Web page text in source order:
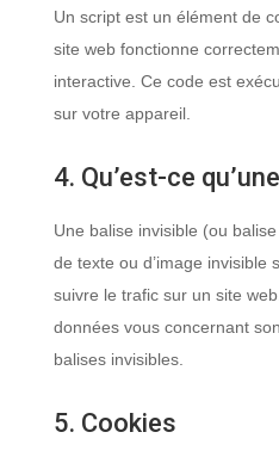
Un script est un élément de
site web fonctionne
interactive. Ce code est
sur votre appareil.
4. Qu’est-ce
Une balise invisible (ou
de texte ou d’image invisible
suivre le trafic sur un site
données vous concernant
balises invisibles.
5. Cookies